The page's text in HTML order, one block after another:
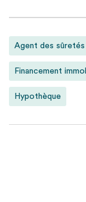
Agent des sûretés
Financement
Hypothèque